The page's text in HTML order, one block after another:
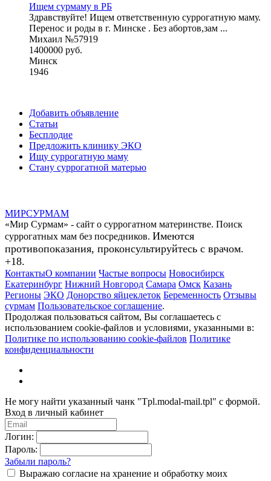
Ищем сурмаму в РБ
Здравствуйте! Ищем ответственную суррогатную маму.
Перенос и роды в г. Минске . Без абортов,зам ...
Михаил №57919
1400000 руб.
Минск
1946
Добавить объявление
Статьи
Бесплодие
Предложить клинику ЭКО
Ищу суррогатную маму
Стану суррогатной матерью
МИРСУРМАМ
«Мир Сурмам» - сайт о суррогатном материнстве. Поиск
суррогатных мам без посредников. Имеются
противопоказания, проконсультируйтесь с врачом.
+18.
КонтактыО компании Частые вопросы Новосибирск
Екатеринбург Нижний Новгород Самара Омск Казань
Регионы ЭКО Донорство яйцеклеток Беременность Отзывы
сурмам Пользовательское соглашение.
Продолжая пользоваться сайтом, Вы соглашаетесь с
использованием cookie-файлов и условиями, указанными в:
Политике по использованию cookie-файлов Политике
конфиденциальности
Не могу найти указанный чанк "Tpl.modal-mail.tpl" с формой.
Вход в личный кабинет
Логин:
Пароль:
Забыли пароль?
Выражаю согласие на хранение и обработку моих